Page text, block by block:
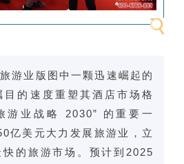
游业版图中一颗迅速崛起的
目的速度重塑其酒店市场格
游业战略 2030” 的重要一
亿美元大力发展旅游业，立
的旅游市场。预计到2025